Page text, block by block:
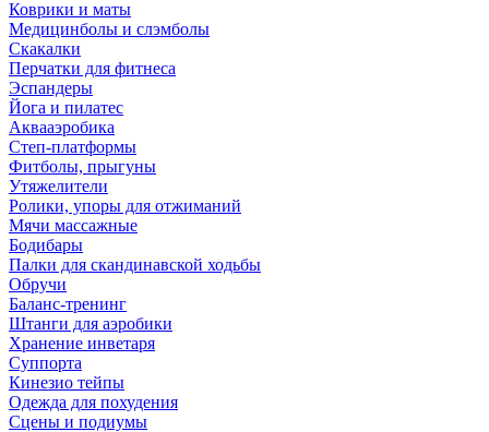
Коврики и маты
Медицинболы и слэмболы
Скакалки
Перчатки для фитнеса
Эспандеры
Йога и пилатес
Аквааэробика
Степ-платформы
Фитболы, прыгуны
Утяжелители
Ролики, упоры для отжиманий
Мячи массажные
Бодибары
Палки для скандинавской ходьбы
Обручи
Баланс-тренинг
Штанги для аэробики
Хранение инветаря
Суппорта
Кинезио тейпы
Одежда для похудения
Сцены и подиумы